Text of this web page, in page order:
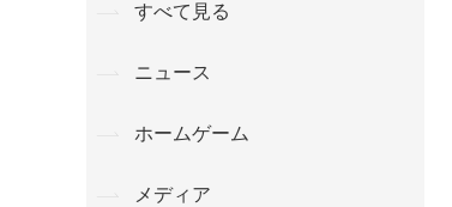
すべて見る
ニュース
ホームゲーム
メディア